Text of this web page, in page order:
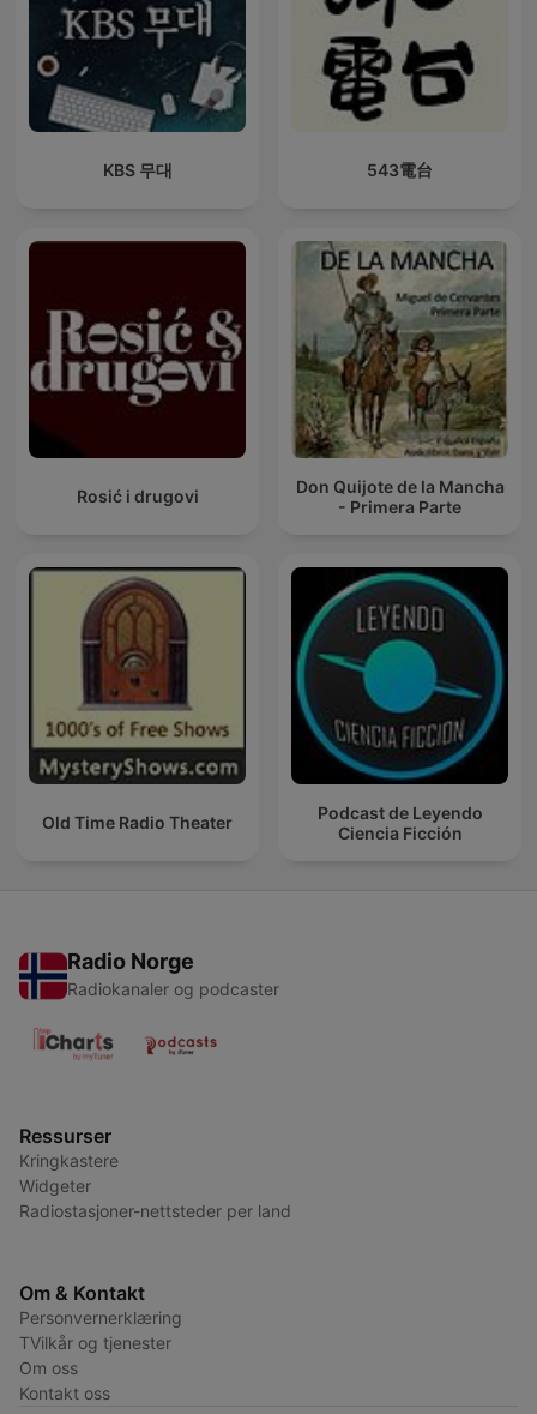
KBS 무대 543電台
Rosić i drugovi
Don Quijote de la Mancha
- Primera Parte
Old Time Radio Theater
Podcast de Leyendo
Ciencia Ficción
Radio Norge
Radiokanaler og podcaster
Ressurser
Kringkastere
Widgeter
Radiostasjoner-nettsteder per land
Om & Kontakt
Personvernerklæring
TVilkår og tjenester
Om oss
Kontakt oss